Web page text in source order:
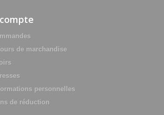
de marchandise
personnelles
de réduction